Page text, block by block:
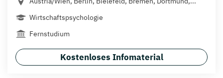
Wirtschaftspsychologie
Fernstudium
Kostenloses Infomaterial